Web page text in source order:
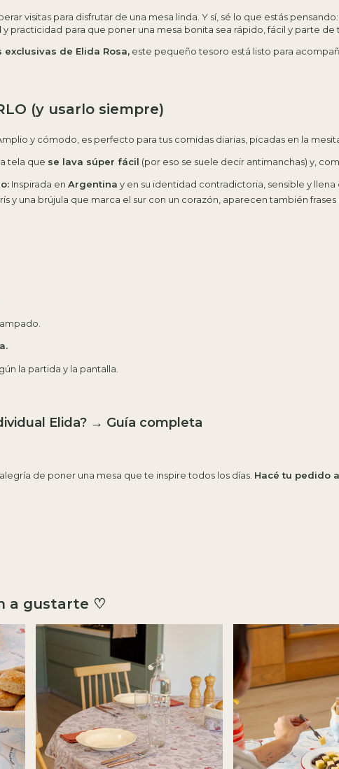
visitas para disfrutar de una mesa linda. Y sí, sé lo que estás
y practicidad para que poner una mesa bonita sea rápido, fácil y parte de
de Elida Rosa, este pequeño tesoro está listo para
(y usarlo siempre)
y cómodo, es perfecto para tus comidas diarias, picadas en la
tela que se lava súper fácil (por eso se suele decir antimanchas) y,
Inspirada en Argentina y en su identidad contradictoria, sensible y
y una brújula que marca el sur con un corazón, aparecen también
la partida y la pantalla.
Elida? → Guía completa
de poner una mesa que te inspire todos los días. Hacé tu pedido
a gustarte ♡